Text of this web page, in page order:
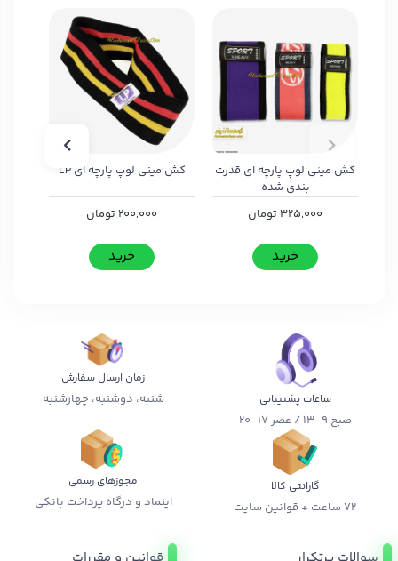
کش مینی لوپ پارچه ای قدرت
بندی شده
325,000 تومان
خرید
کش مینی لوپ پارچه ای LP
200,000 تومان
خرید
ساعات پشتیبانی
صبح 9-13 / عصر 17-20
زمان ارسال سفارش
شنبه، دوشنبه، چهارشنبه
گارانتی کالا
72 ساعت + قوانین سایت
مجوزهای رسمی
اینماد و درگاه پرداخت بانکی